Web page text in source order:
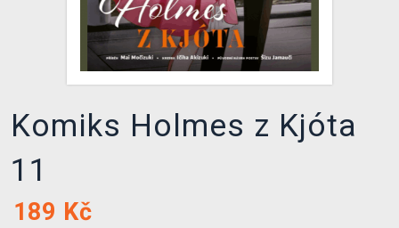
VÝKUP HER (BAZAR)
Komiks Holmes z Kjóta
11
189 Kč